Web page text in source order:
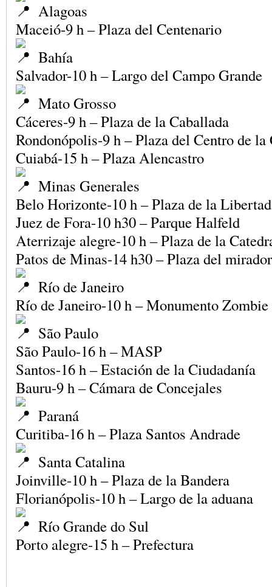
Alagoas
Maceió-9 h – Plaza del Centenario
Bahía
Salvador-10 h – Largo del Campo Grande
Mato Grosso
Cáceres-9 h – Plaza de la Caballada
Rondonópolis-9 h – Plaza del Centro de la
Cuiabá-15 h – Plaza Alencastro
Minas Generales
Belo Horizonte-10 h – Plaza de la Libertad
Juez de Fora-10 h30 – Parque Halfeld
Aterrizaje alegre-10 h – Plaza de la
Patos de Minas-14 h30 – Plaza del mirador
Río de Janeiro
Río de Janeiro-10 h – Monumento
São Paulo
São Paulo-16 h – MASP
Santos-16 h – Estación de la Ciudadanía
Bauru-9 h – Cámara de Concejales
Paraná
Curitiba-16 h – Plaza Santos Andrade
Santa Catalina
Joinville-10 h – Plaza de la Bandera
Florianópolis-10 h – Largo de la aduana
Río Grande do Sul
Porto alegre-15 h – Prefectura